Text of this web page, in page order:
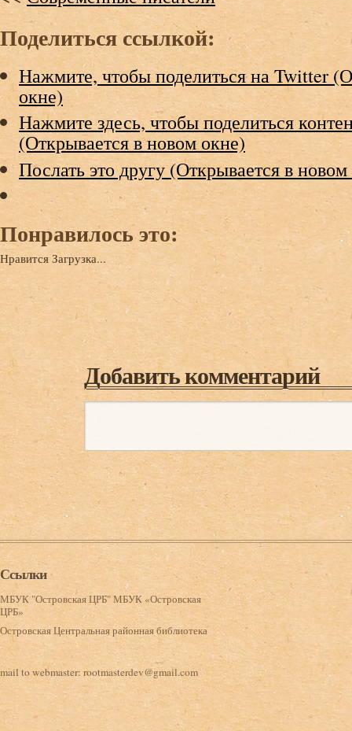
Поделиться ссылкой:
Нажмите, чтобы поделиться на Twitter
окне)
Нажмите здесь, чтобы поделиться
(Открывается в новом окне)
Послать это другу (Открывается в
Понравилось это:
Нравится Загрузка...
Добавить комментарий
Ссылки
МБУК "Островская ЦРБ" МБУК «Островская
ЦРБ»
Островская Центральная районная библиотека
mail to webmaster: rootmasterdev@gmail.com